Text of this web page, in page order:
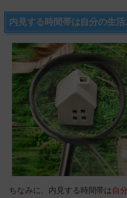
内見する時間帯は自分の生
ちなみに、内見する時間帯は 自